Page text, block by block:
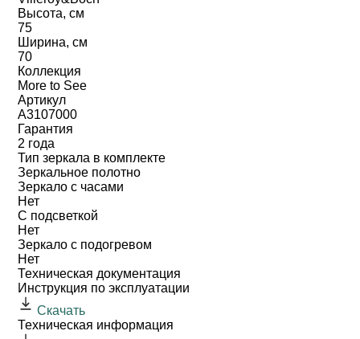
Высота, см
75
Ширина, см
70
Коллекция
More to See
Артикул
A3107000
Гарантия
2 года
Тип зеркала в комплекте
Зеркальное полотно
Зеркало с часами
Нет
С подсветкой
Нет
Зеркало с подогревом
Нет
Техническая документация
Инструкция по эксплуатации
Скачать
Техническая информация